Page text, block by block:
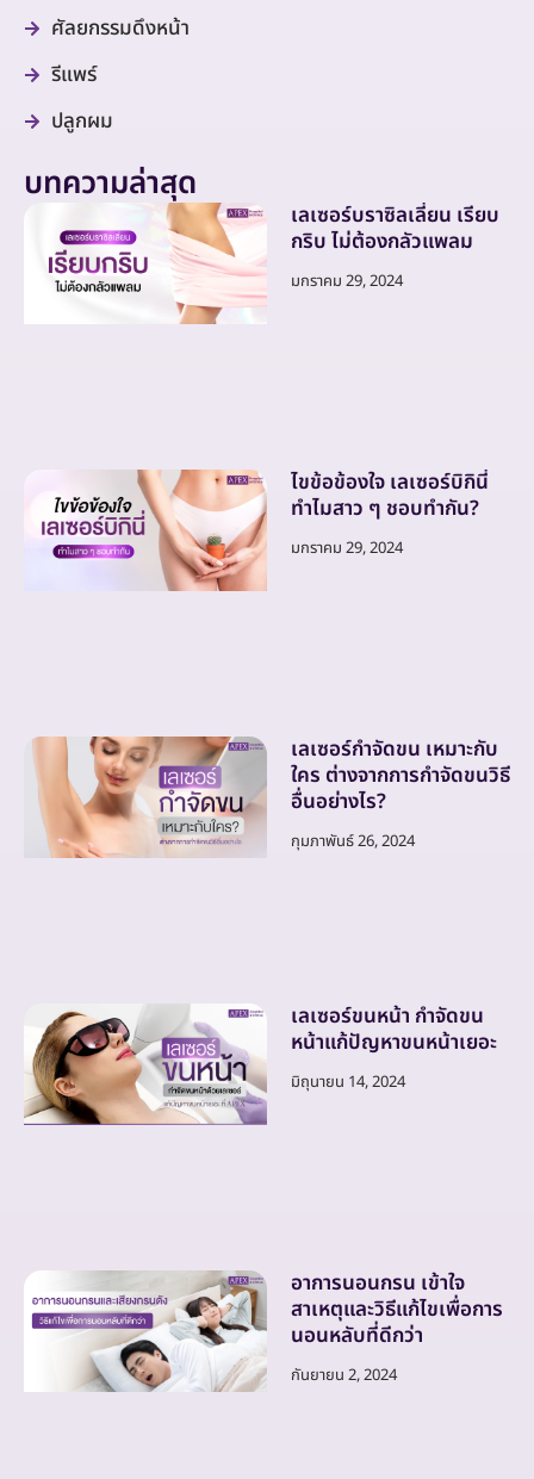
ศัลยกรรมดึงหน้า
รีแพร์
ปลูกผม
บทความล่าสุด
เลเซอร์บราซิลเลี่ยน เรียบ
กริบ ไม่ต้องกลัวแพลม
มกราคม 29, 2024
ไขข้อข้องใจ เลเซอร์บิกินี่
ทำไมสาว ๆ ชอบทำกัน?
มกราคม 29, 2024
เลเซอร์กำจัดขน เหมาะกับ
ใคร ต่างจากการกำจัดขนวิธี
อื่นอย่างไร?
กุมภาพันธ์ 26, 2024
เลเซอร์ขนหน้า กำจัดขน
หน้าแก้ปัญหาขนหน้าเยอะ
มิถุนายน 14, 2024
อาการนอนกรน เข้าใจ
สาเหตุและวิธีแก้ไขเพื่อการ
นอนหลับที่ดีกว่า
กันยายน 2, 2024